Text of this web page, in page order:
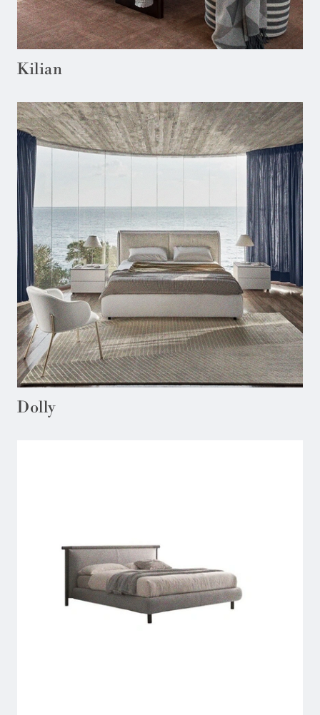
Kilian
Dolly